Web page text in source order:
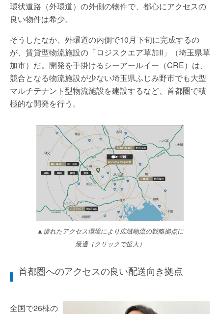
環状道路（外環道）の外側の物件で、都心にアクセスの
良い物件は希少。
そうしたなか、外環道の内側で10月下旬に完成するの
が、賃貸型物流施設の「ロジスクエア草加II」（埼玉県草
加市）だ。開発を手掛けるシーアールイー（CRE）は、
競合となる物流施設が少ない埼玉県ふじみ野市でも大型
マルチテナント型物流施設を建設するなど、首都圏で積
極的な開発を行う。
▲優れたアクセス環境により広域物流の戦略拠点に
最適（クリックで拡大）
首都圏へのアクセスの良い配送向き拠点
全国で26棟の